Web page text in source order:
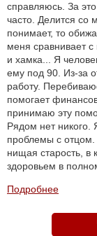
справляюсь. За
часто. Делится
понимает, то
меня сравнивает
и хамка... Я
ему под 90. Из-за
работу.
помогает
принимаю эту
Рядом нет
проблемы с
нищая старость, в
здоровьем в
Подробнее